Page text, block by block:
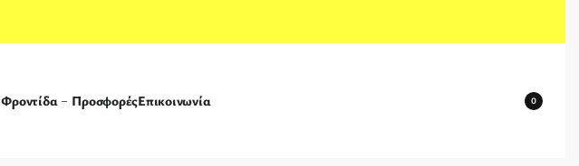
Φροντίδα ΠροσφορέςΕπικοινωνία 0